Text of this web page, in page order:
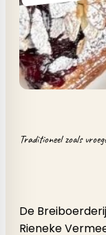
Traditioneel zoals
De
Rieneke